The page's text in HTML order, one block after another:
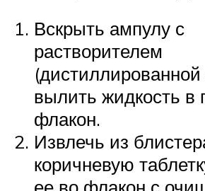
Вскрыть ампулу с
растворителем
вылить жидкость в
флакон.
Извлечь из
коричневую